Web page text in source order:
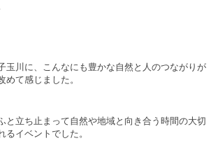
玉川に、こんなにも豊かな自然と人のつながりが
めて感じました。
と立ち止まって自然や地域と向き合う時間の大切
るイベントでした。